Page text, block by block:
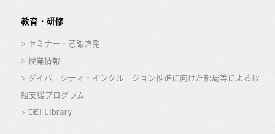
教育・研修
セミナー・意識啓発
授業情報
ダイバーシティ・インクルージョン推進に向けた部局等による取
組支援プログラム
DEI Library